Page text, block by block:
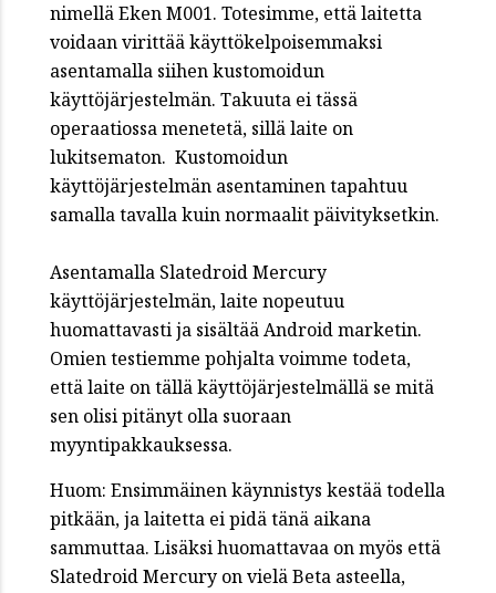
nimellä Eken M001. Totesimme, että laitetta
voidaan virittää käyttökelpoisemmaksi
asentamalla siihen kustomoidun
käyttöjärjestelmän. Takuuta ei tässä
operaatiossa menetetä, sillä laite on
lukitsematon. Kustomoidun
käyttöjärjestelmän asentaminen tapahtuu
samalla tavalla kuin normaalit päivityksetkin.
Asentamalla Slatedroid Mercury
käyttöjärjestelmän, laite nopeutuu
huomattavasti ja sisältää Android marketin.
Omien testiemme pohjalta voimme todeta,
että laite on tällä käyttöjärjestelmällä se mitä
sen olisi pitänyt olla suoraan
myyntipakkauksessa.
Huom: Ensimmäinen käynnistys kestää todella
pitkään, ja laitetta ei pidä tänä aikana
sammuttaa. Lisäksi huomattavaa on myös että
Slatedroid Mercury on vielä Beta asteella,